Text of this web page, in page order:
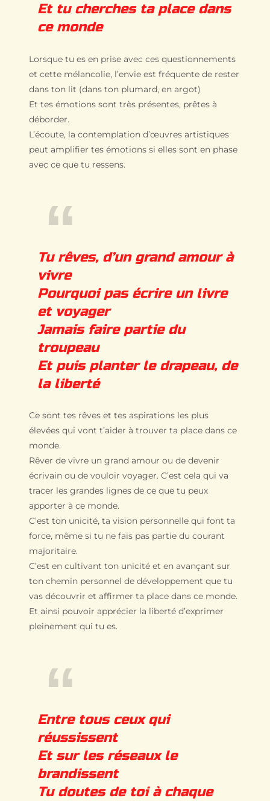
Et tu cherches ta place dans
ce monde
Lorsque tu es en prise avec ces questionnements
et cette mélancolie, l’envie est fréquente de rester
dans ton lit (dans ton plumard, en argot)
Et tes émotions sont très présentes, prêtes à
déborder.
L’écoute, la contemplation d’œuvres artistiques
peut amplifier tes émotions si elles sont en phase
avec ce que tu ressens.
Tu rêves, d’un grand amour à
vivre
Pourquoi pas écrire un livre
et voyager
Jamais faire partie du
troupeau
Et puis planter le drapeau, de
la liberté
Ce sont tes rêves et tes aspirations les plus
élevées qui vont t’aider à trouver ta place dans ce
monde.
Rêver de vivre un grand amour ou de devenir
écrivain ou de vouloir voyager. C’est cela qui va
tracer les grandes lignes de ce que tu peux
apporter à ce monde.
C’est ton unicité, ta vision personnelle qui font ta
force, même si tu ne fais pas partie du courant
majoritaire.
C’est en cultivant ton unicité et en avançant sur
ton chemin personnel de développement que tu
vas découvrir et affirmer ta place dans ce monde.
Et ainsi pouvoir apprécier la liberté d’exprimer
pleinement qui tu es.
Entre tous ceux qui
réussissent
Et sur les réseaux le
brandissent
Tu doutes de toi à chaque